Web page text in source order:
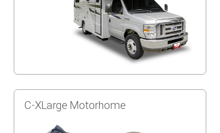
C-XLarge Motorhome